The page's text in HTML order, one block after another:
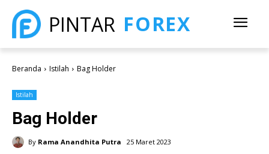
PINTAR FOREX
Beranda Istilah Bag Holder
Istilah
Bag Holder
By Rama Anandhita Putra 25 Maret 2023